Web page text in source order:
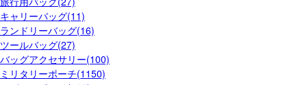
キャリーバッグ(11)
ランドリーバッグ(16)
ツールバッグ(27)
バッグアクセサリー(100)
ミリタリーポーチ(1150)